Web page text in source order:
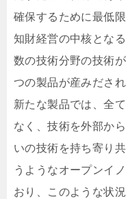
確保するために最低
知財経営の中核とな
数の技術分野の技術
つの製品が産みださ
新たな製品では、全
なく、技術を外部か
いの技術を持ち寄り
うようなオープンイ
おり、このような状